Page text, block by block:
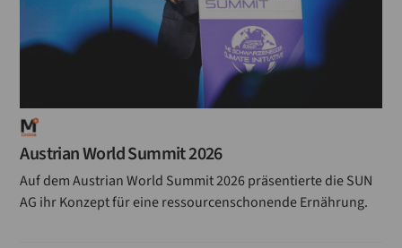
Stärkeproduzenten
Stärke
Siebung
Austrian World Summit 2026
Auf dem Austrian World Summit 2026 präsentierte die SUN
AG ihr Konzept für eine ressourcenschonende Ernährung.